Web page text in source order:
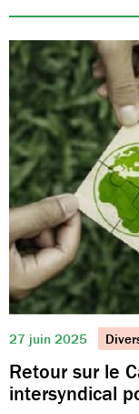
27 juin 2025
Retour sur le
intersyndical